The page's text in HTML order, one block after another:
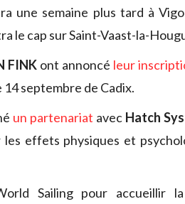
une semaine plus tard à
le cap sur Saint-Vaast-la-
FINKont annoncé leur
14 septembre de Cadix.
un partenariat avec Hatch
effets physiques et
Sailing pour accueillir